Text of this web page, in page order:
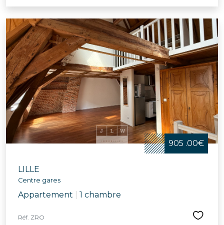
905 .00€
LILLE
Centre gares
Appartement 1 chambre
Réf. ZRO